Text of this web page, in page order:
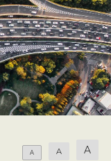
A A A